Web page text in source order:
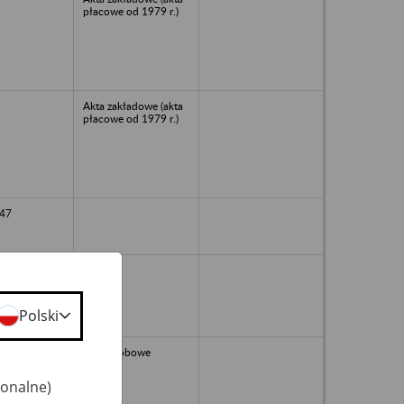
płacowe od 1979 r.)
Akta zakładowe (akta
płacowe od 1979 r.)
Akta osobowe
Polski